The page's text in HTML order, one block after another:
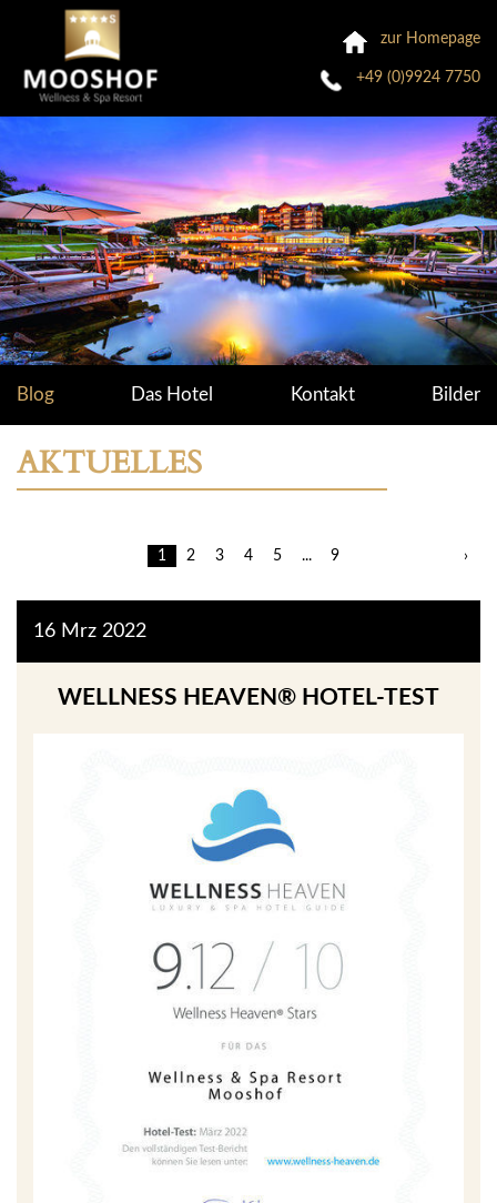
zur Homepage
+49 (0)9924 7750
Blog Das Hotel Kontakt Bilder
AKTUELLES
1 2 3 4 5 ... 9 ›
2022
16 Mrz
WELLNESS HEAVEN® HOTEL-TEST